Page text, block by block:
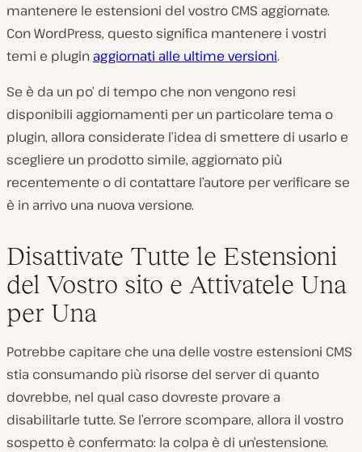
mantenere le estensioni del vostro CMS aggiornate.
Con WordPress, questo significa mantenere i vostri
temi e plugin aggiornati alle ultime versioni.
Se è da un po’ di tempo che non vengono resi
disponibili aggiornamenti per un particolare tema o
plugin, allora considerate l’idea di smettere di usarlo e
scegliere un prodotto simile, aggiornato più
recentemente o di contattare l’autore per verificare se
è in arrivo una nuova versione.
Disattivate Tutte le Estensioni
del Vostro sito e Attivatele Una
per Una
Potrebbe capitare che una delle vostre estensioni CMS
stia consumando più risorse del server di quanto
dovrebbe, nel qual caso dovreste provare a
disabilitarle tutte. Se l’errore scompare, allora il vostro
sospetto è confermato:­ ­la colpa è di un’estensione.